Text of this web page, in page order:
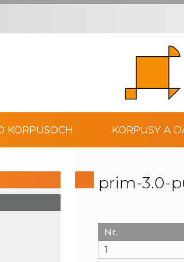
KORPUSOCH KORPUSY A
prim-3.0-
Nr.
1